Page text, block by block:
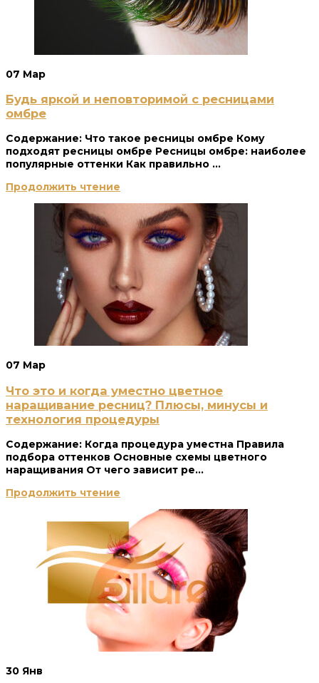
07 Мар
Будь яркой и неповторимой с ресницами
омбре
Содержание: Что такое ресницы омбре Кому
подходят ресницы омбре Ресницы омбре: наиболее
популярные оттенки Как правильно ...
Продолжить чтение
07 Мар
Что это и когда уместно цветное
наращивание ресниц? Плюсы, минусы и
технология процедуры
Содержание: Когда процедура уместна Правила
подбора оттенков Основные схемы цветного
наращивания От чего зависит ре...
Продолжить чтение
30 Янв